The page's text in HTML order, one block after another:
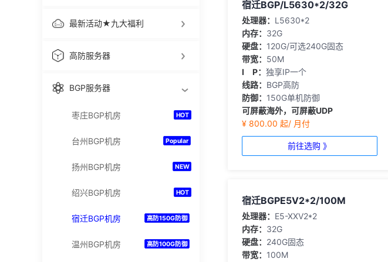
最新活动★九大福利
高防服务器
BGP服务器
枣庄BGP机房 HOT
台州BGP机房 Popular
扬州BGP机房 NEW
绍兴BGP机房 HOT
宿迁BGP机房 高防150G防御
温州BGP机房 高防100G防御
宿迁BGP/L5630*2/32G
处理器： L5630*2
内存： 32G
硬盘： 120G/可选240G固态
带宽： 50M
I P： 独享IP一个
线路： BGP高防
防御： 150G单机防御
可屏蔽海外，可屏蔽UDP
¥ 800.00 起/ 月付
前往选购 》
宿迁BGPE5V2*2/100M
处理器： E5-XXV2*2
内存： 32G
硬盘： 240G固态
带宽： 100M